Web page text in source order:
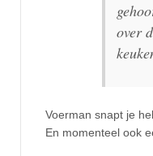
over
Voerman snapt je
En momenteel ook